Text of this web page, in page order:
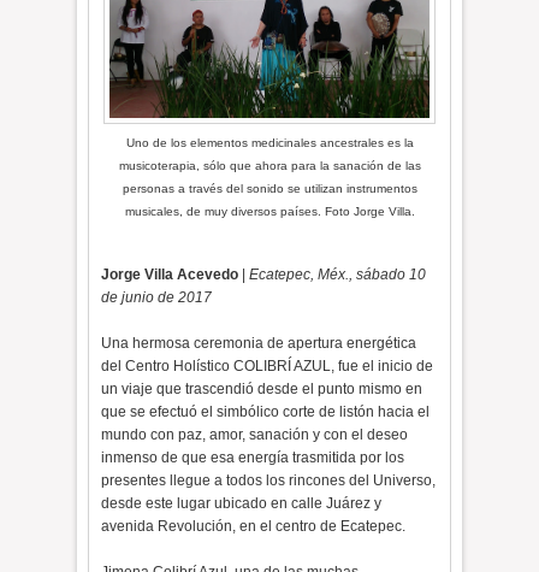
Uno de los elementos medicinales ancestrales es la
musicoterapia, sólo que ahora para la sanación de las
personas a través del sonido se utilizan instrumentos
musicales, de muy diversos países. Foto Jorge Villa.
Jorge Villa Acevedo |Ecatepec, Méx., sábado 10
de junio de 2017
Una hermosa ceremonia de apertura energética
del Centro Holístico COLIBRÍ AZUL, fue el inicio de
un viaje que trascendió desde el punto mismo en
que se efectuó el simbólico corte de listón hacia el
mundo con paz, amor, sanación y con el deseo
inmenso de que esa energía trasmitida por los
presentes llegue a todos los rincones del Universo,
desde este lugar ubicado en calle Juárez y
avenida Revolución, en el centro de Ecatepec.